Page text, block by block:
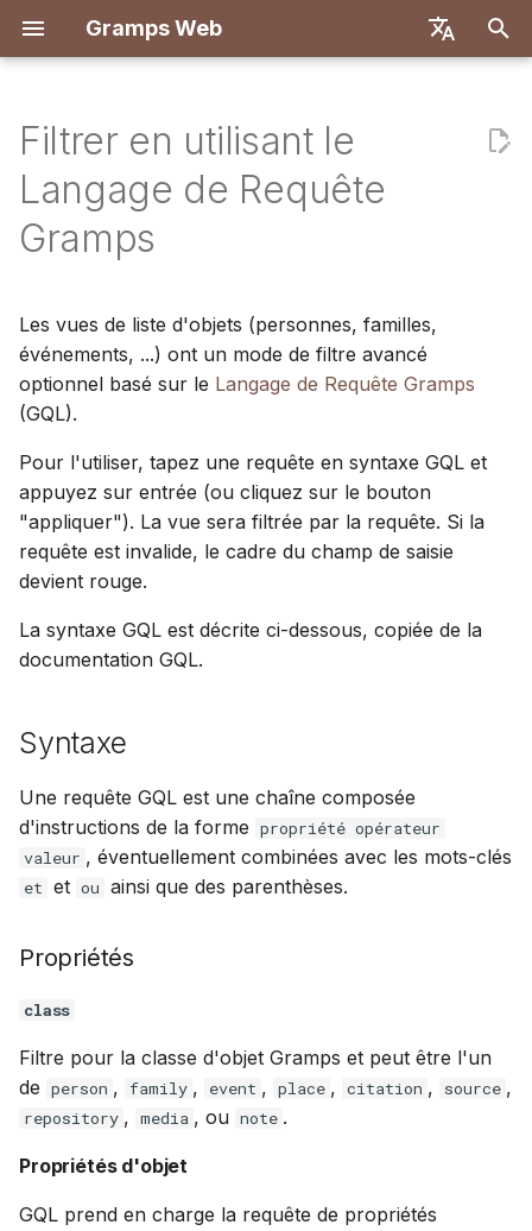
Gramps Web
Türkçe
Русский
日本語
Dansk
Suomi
Українська
t
i
l
i
s
a
i
o
n
a
e
e
r
Fonctionnalités
Premiers pas
Essayer localement
Déployer avec Docker
TrueNAS
Administration du
serveur
Système utilisateur
Configuration du chat IA
Configuration multi-
Personnalisation du
frontend
Mise à jour
Télémétrie
Guide de mise à niveau
Introduction
Créer un compte
propriétaire
Exporter des données
Gérer les utilisateurs
d'administration
Synchroniser avec Gramps
Inscription
Première connexion
Recherche
Arbre généalogique
Carte
Ajouter des fichiers média
Identifier des personnes
sur les photos
Gérer les tâches
Étiquettes
Modifier dans l'arbre
Vue d'ensemble
Correspondances ADN
ADN-Y
Rapports
Signets
Historique des révisions
Syntaxe
Propriétés
Propriétés d'objet
Éléments de liste par
index
all, any
Index de tableau
get_person, etc.
>, >=, <, <=
~, !~
Pas d'opérateur/valeur
Valeurs
Exemples commentés
Liste complète des
Paramètres utilisateur
Raccourcis clavier
Vue d'ensemble
Backend
Introduction
Requêtes manuelles
Introduction
Traduction
Filtrer en utilisant le
Langage de Requête
Gramps
Les vues de liste d'objets (personnes, familles,
événements, ...) ont un mode de filtre avancé
optionnel basé sur le Langage de Requête Gramps
(GQL).
Pour l'utiliser, tapez une requête en syntaxe GQL et
appuyez sur entrée (ou cliquez sur le bouton
"appliquer"). La vue sera filtrée par la requête. Si la
requête est invalide, le cadre du champ de saisie
devient rouge.
La syntaxe GQL est décrite ci-dessous, copiée de la
documentation GQL.
Syntaxe
Une requête GQL est une chaîne composée
d'instructions de la forme propriété opérateur
valeur , éventuellement combinées avec les mots-clés
et et ou ainsi que des parenthèses.
Propriétés
class
Filtre pour la classe d'objet Gramps et peut être l'un
de person , family , event , place , citation , source ,
repository , media , ou note .
Propriétés d'objet
GQL prend en charge la requête de propriétés